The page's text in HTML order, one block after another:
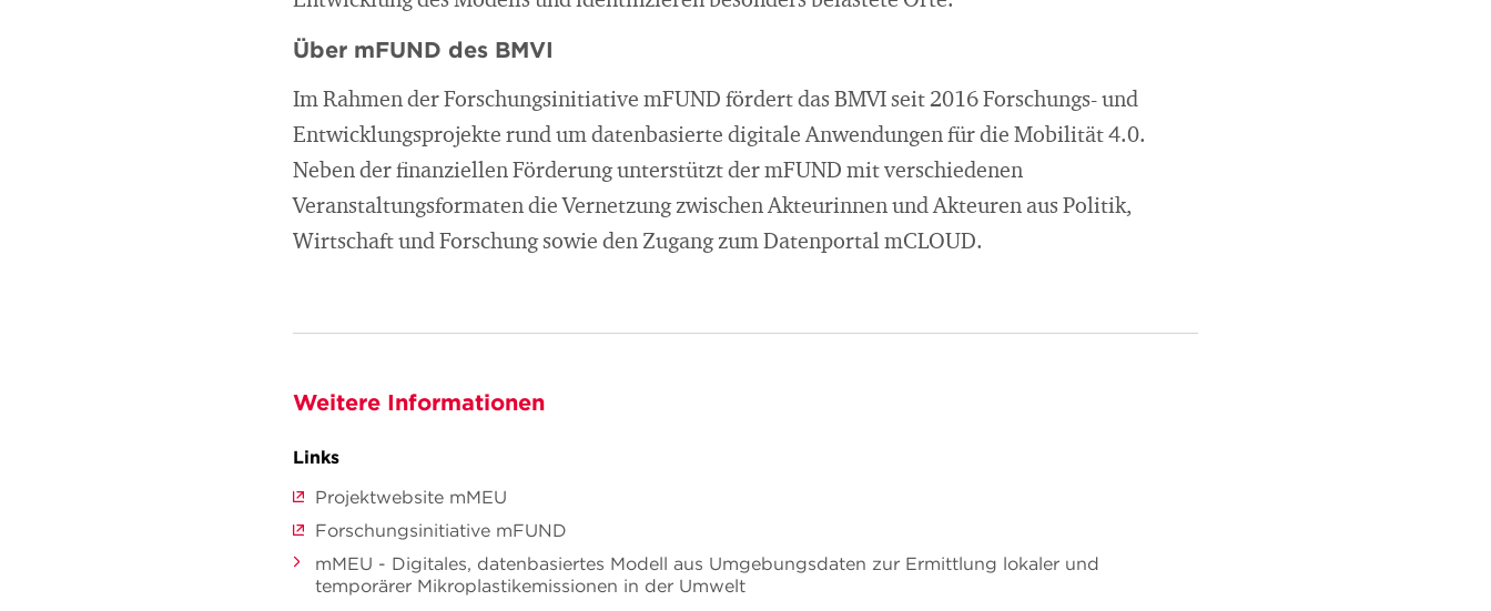
Über mFUND des BMVI
Im Rahmen der Forschungsinitiative mFUND fördert das BMVI seit 2016 Forschungs- und
Entwicklungsprojekte rund um datenbasierte digitale Anwendungen für die Mobilität 4.0.
Neben der finanziellen Förderung unterstützt der mFUND mit verschiedenen
Veranstaltungsformaten die Vernetzung zwischen Akteurinnen und Akteuren aus Politik,
Wirtschaft und Forschung sowie den Zugang zum Datenportal mCLOUD.
Weitere Informationen
Links
Projektwebsite mMEU
Forschungsinitiative mFUND
mMEU - Digitales, datenbasiertes Modell aus Umgebungsdaten zur Ermittlung lokaler und
temporärer Mikroplastikemissionen in der Umwelt